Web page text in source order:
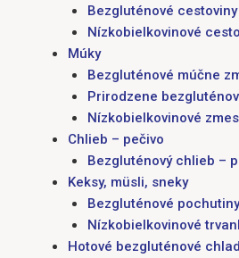
Bezgluténové cestoviny
Nízkobielkovinové
Múky
Bezgluténové múčne
Prirodzene
Nízkobielkovinové
Chlieb – pečivo
Bezgluténový chlieb –
Keksy, müsli, sneky
Bezgluténové
Nízkobielkovinové
Hotové bezgluténové